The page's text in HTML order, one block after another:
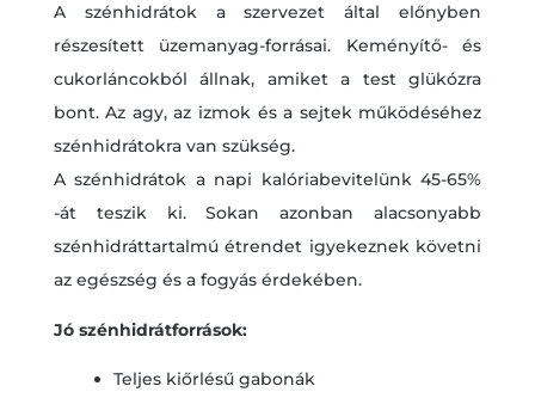
A szénhidrátok a szervezet által előnyben
részesített üzemanyag-forrásai. Keményítő- és
cukorláncokból állnak, amiket a test glükózra
bont. Az agy, az izmok és a sejtek működéséhez
szénhidrátokra van szükség.
A szénhidrátok a napi kalóriabevitelünk 45-65%
-át teszik ki. Sokan azonban alacsonyabb
szénhidráttartalmú étrendet igyekeznek követni
az egészség és a fogyás érdekében.
Jó szénhidrátforrások:
Teljes kiőrlésű gabonák